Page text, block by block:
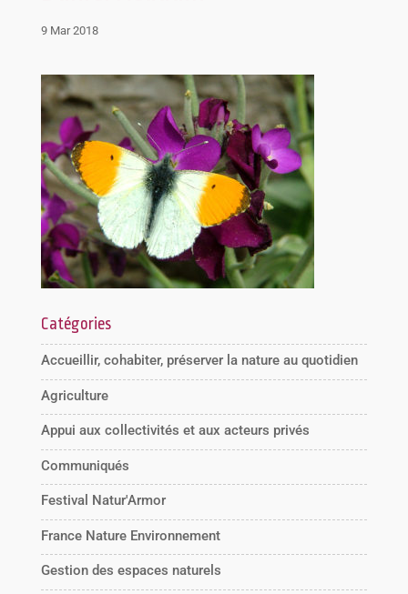
9 Mar 2018
Catégories
Accueillir, cohabiter, préserver la nature au quotidien
Agriculture
Appui aux collectivités et aux acteurs privés
Communiqués
Festival Natur'Armor
France Nature Environnement
Gestion des espaces naturels